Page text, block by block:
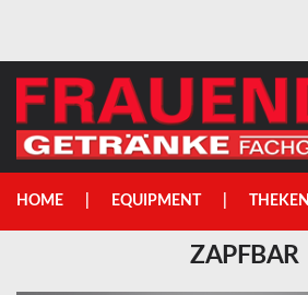
HOME EQUIPMENT THEKEN
ZAPFBAR
Passwort